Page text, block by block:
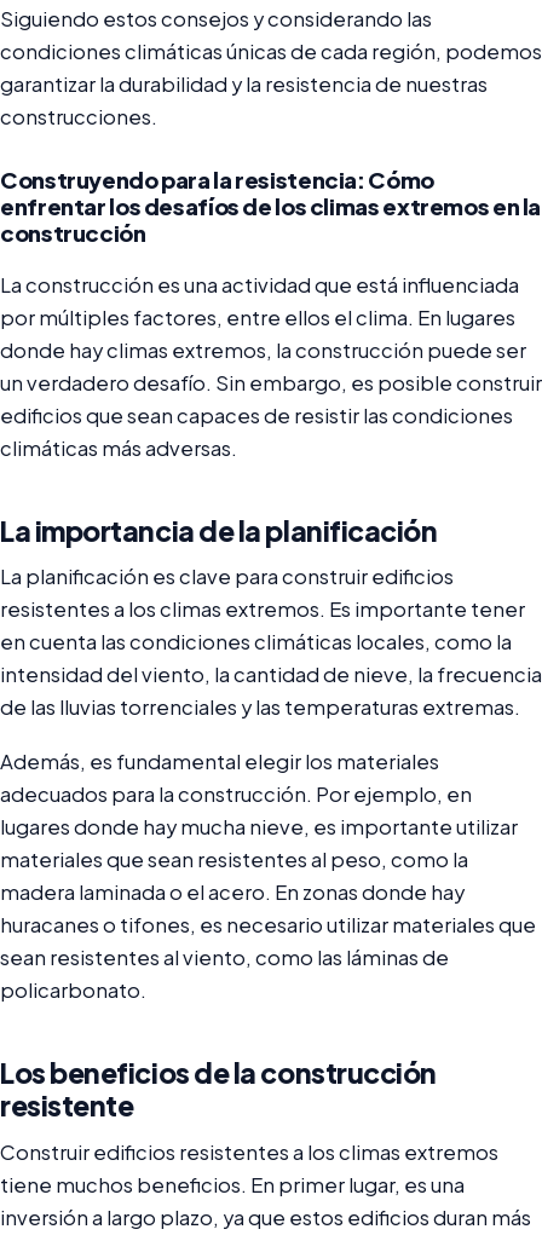
Siguiendo estos consejos y considerando las
condiciones climáticas únicas de cada región, podemos
garantizar la durabilidad y la resistencia de nuestras
construcciones.
Construyendo para la resistencia: Cómo
enfrentar los desafíos de los climas extremos en la
construcción
La construcción es una actividad que está influenciada
por múltiples factores, entre ellos el clima. En lugares
donde hay climas extremos, la construcción puede ser
un verdadero desafío. Sin embargo, es posible construir
edificios que sean capaces de resistir las condiciones
climáticas más adversas.
La importancia de la planificación
La planificación es clave para construir edificios
resistentes a los climas extremos. Es importante tener
en cuenta las condiciones climáticas locales, como la
intensidad del viento, la cantidad de nieve, la frecuencia
de las lluvias torrenciales y las temperaturas extremas.
Además, es fundamental elegir los materiales
adecuados para la construcción. Por ejemplo, en
lugares donde hay mucha nieve, es importante utilizar
materiales que sean resistentes al peso, como la
madera laminada o el acero. En zonas donde hay
huracanes o tifones, es necesario utilizar materiales que
sean resistentes al viento, como las láminas de
policarbonato.
Los beneficios de la construcción
resistente
Construir edificios resistentes a los climas extremos
tiene muchos beneficios. En primer lugar, es una
inversión a largo plazo, ya que estos edificios duran más